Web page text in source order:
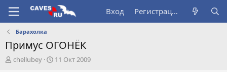
Вход Регистрация
Барахолка
Примус ОГОНЁК
А
chellubey
Д11 Окт 2009